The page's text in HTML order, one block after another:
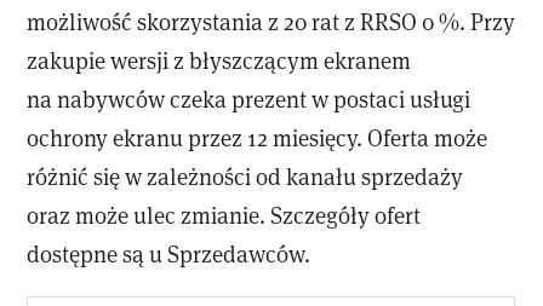
możliwość skorzystania z 20 rat z RRSO 0 %. Przy
zakupie wersji z błyszczącym ekranem
na nabywców czeka prezent w postaci usługi
ochrony ekranu przez 12 miesięcy. Oferta może
różnić się w zależności od kanału sprzedaży
oraz może ulec zmianie. Szczegóły ofert
dostępne są u Sprzedawców.